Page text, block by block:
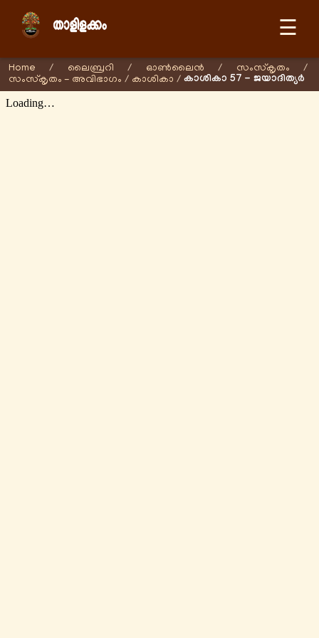
☰
Home / ലൈബ്രറി / ഓണ്‍ലൈന്‍ / സംസ്കൃതം
/
സംസ്കൃതം - അവിഭാഗം / കാശികാ / കാശികാ 57 - ജയാദിത്യര്‍